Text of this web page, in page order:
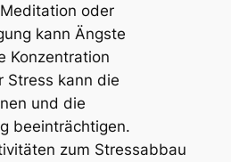
oder
kann Ängste
Konzentration
Stress kann die
und die
beeinträchtigen.
zum Stressabbau